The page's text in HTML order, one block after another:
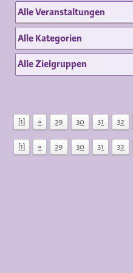
[1] « 29 30 31 32
[1] « 29 30 31 32